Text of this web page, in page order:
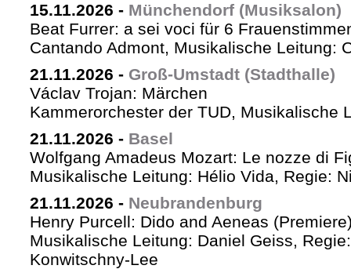
15.11.2026 - Münchendorf (Musiksalon)
Beat Furrer: a sei voci für 6
Cantando Admont, Musikalische Leitung:
21.11.2026 - Groß-Umstadt (Stadthalle)
Václav Trojan: Märchen
Kammerorchester der TUD, Musikalische
21.11.2026 - Basel
Wolfgang Amadeus Mozart: Le nozze di
Musikalische Leitung: Hélio Vida, Regie:
21.11.2026 - Neubrandenburg
Henry Purcell: Dido and Aeneas
Musikalische Leitung: Daniel Geiss,
Konwitschny-Lee